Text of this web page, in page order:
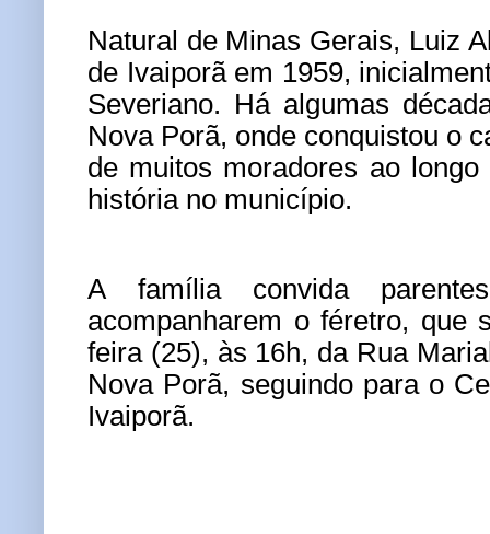
Natural de Minas Gerais, Luiz
de Ivaiporã em 1959,
Severiano. Há algumas
Nova Porã, onde conquistou o
de muitos moradores ao
história no município.
A família convida
acompanharem o féretro, que
feira (25), às 16h, da Rua
Nova Porã, seguindo para o
Ivaiporã.